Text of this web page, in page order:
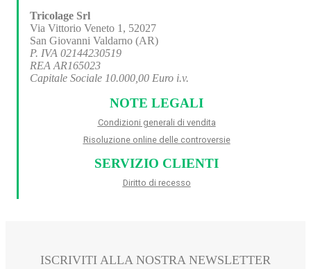
Tricolage Srl
Via Vittorio Veneto 1, 52027
San Giovanni Valdarno (AR)
P. IVA 02144230519
REA AR165023
Capitale Sociale 10.000,00 Euro i.v.
NOTE LEGALI
Condizioni generali di vendita
Risoluzione online delle controversie
SERVIZIO CLIENTI
Diritto di recesso
ISCRIVITI ALLA NOSTRA NEWSLETTER